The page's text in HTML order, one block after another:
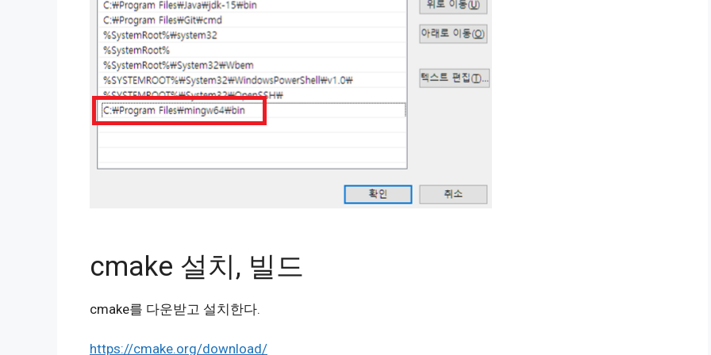
cmake 설치, 빌드
cmake를 다운받고 설치한다.
https://cmake.org/download/